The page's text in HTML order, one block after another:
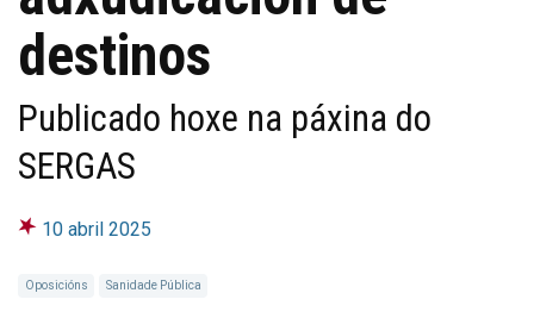
destinos
Publicado hoxe na páxina do
SERGAS
10 abril 2025
Oposicións Sanidade Pública